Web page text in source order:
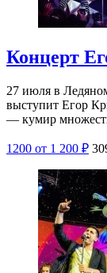
Концерт
27 июля в
выступит Егор
— кумир
1200 от 1 200 ₽